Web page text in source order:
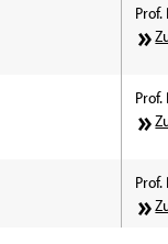
Prof.
Prof.